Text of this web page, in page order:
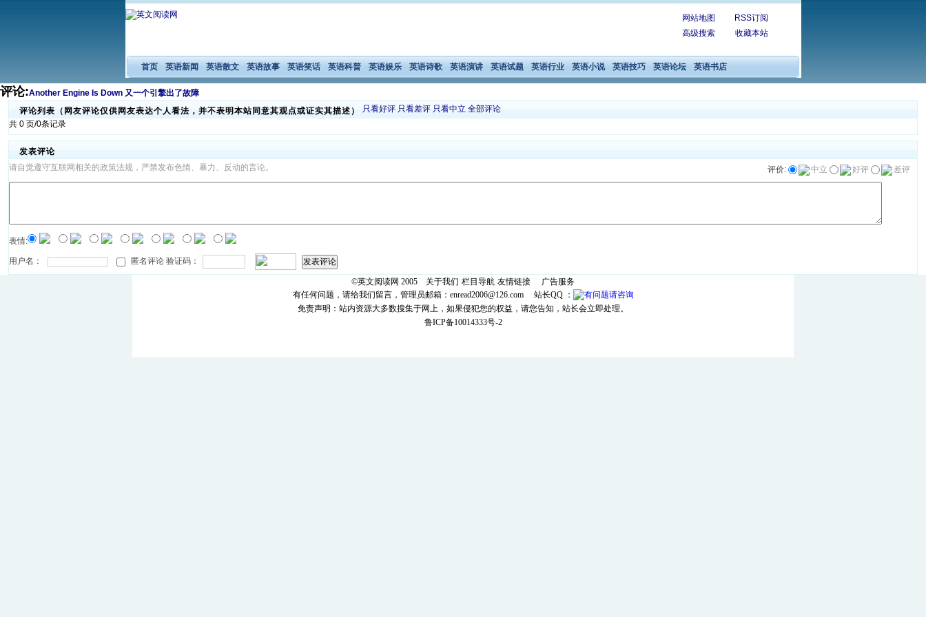
网站地图
RSS订阅
高级搜索
收藏本站
首页 英语新闻 英语散文 英语故事 英语笑话 英语科普 英语娱乐 英语诗歌 英语演讲 英语试题 英语行业 英语小说 英语技巧 英语论坛 英语书店
评论:Another Engine Is Down 又一个引擎出了故障
评论列表（网友评论仅供网友表达个人看法，并不表明本站同意其观点或证实其描述）
只看好评 只看差评 只看中立 全部评论
共 0 页/0条记录
发表评论
请自觉遵守互联网相关的政策法规，严禁发布色情、暴力、反动的言论。
评价: 中立 好评 差评
表情:
用户名： 匿名评论 验证码： 发表评论